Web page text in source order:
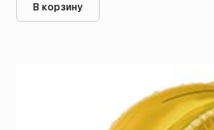
В корзину